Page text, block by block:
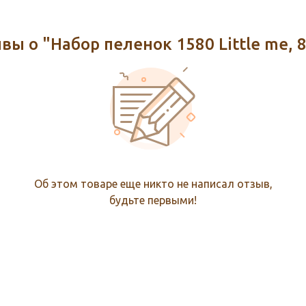
о "Набор пеленок 1580 Little me,
Об этом товаре еще никто не написал отзыв,
будьте первыми!